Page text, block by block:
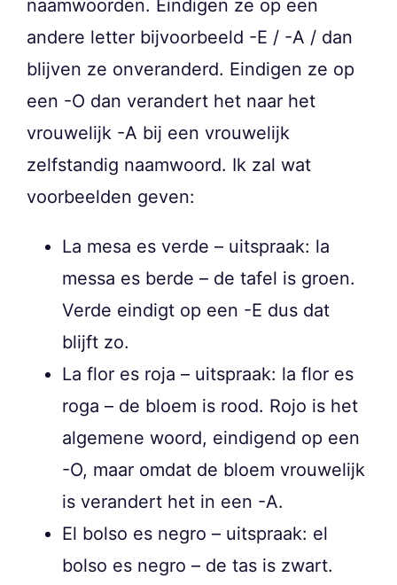
naamwoorden. Eindigen ze op een
andere letter bijvoorbeeld -E / -A / dan
blijven ze onveranderd. Eindigen ze op
een -O dan verandert het naar het
vrouwelijk -A bij een vrouwelijk
zelfstandig naamwoord. Ik zal wat
voorbeelden geven:
La mesa es verde – uitspraak: la
messa es berde – de tafel is groen.
Verde eindigt op een -E dus dat
blijft zo.
La flor es roja – uitspraak: la flor es
roga – de bloem is rood. Rojo is het
algemene woord, eindigend op een
-O, maar omdat de bloem vrouwelijk
is verandert het in een -A.
El bolso es negro – uitspraak: el
bolso es negro – de tas is zwart.